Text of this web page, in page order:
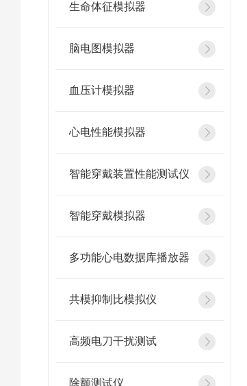
生命体征模拟器
脑电图模拟器
血压计模拟器
心电性能模拟器
智能穿戴装置性能测试仪
智能穿戴模拟器
多功能心电数据库播放器
共模抑制比模拟仪
高频电刀干扰测试
除颤测试仪